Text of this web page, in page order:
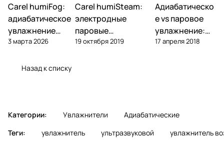
Увлажнение
Carel humiFog:
адиабатическое
увлажнение
высокого
обзор
3 марта 2026
Увлажнение
Carel humiSteam:
электродные
паровые
увлажнители —
19 октября 2019
Увлажнение
Адиабатическо
е vs паровое
увлажнение:
что выбрать
17 апреля 2018
Назад к списку
Категории: Увлажнители
Адиабатические
Теги:
увлажнитель ультразвуковой увлажнитель